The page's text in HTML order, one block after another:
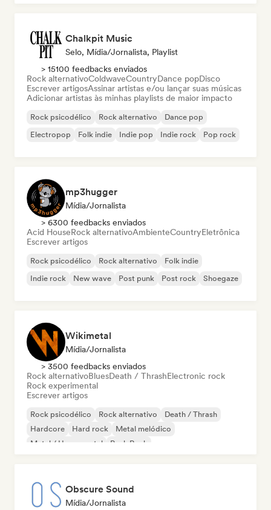
Chalkpit Music
Selo, Mídia/Jornalista, Playlist
> 15100 feedbacks enviados
Rock alternativoColdwaveCountryDance popDisco
Escrever artigosAssinar artistas e/ou lançar suas músicas
Adicionar artistas às minhas playlists de maior impacto
Rock psicodélico Rock alternativo
Dance pop
Electropop
Folk indie Indie pop Indie rock Pop rock
mp3hugger
Mídia/Jornalista
> 6300 feedbacks enviados
Acid HouseRock alternativoAmbienteCountryEletrônica
Escrever artigos
Rock psicodélico Rock alternativo
Folk indie
Indie rock
New wave Post punk Post rock Shoegaze
Wikimetal
Mídia/Jornalista
> 3500 feedbacks enviados
Rock alternativoBluesDeath / ThrashElectronic rock
Rock experimental
Escrever artigos
Rock psicodélico Rock alternativo
Death / Thrash
Hardcore
Hard rock
Metal melódico
Metal / Heavy metal
Punk Rock
Obscure Sound
Mídia/Jornalista